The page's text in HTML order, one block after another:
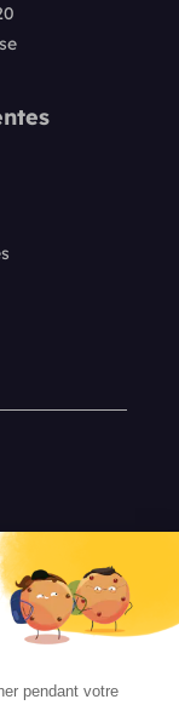
pendant votre